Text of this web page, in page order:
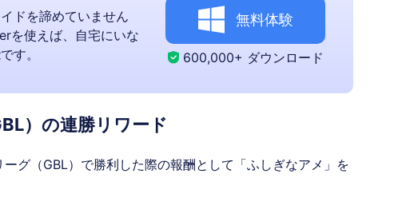
ドを諦めていません
を使えば、自宅にいな
す。
無料体験
600,000+ ダウンロード
）の連勝リワード
グ（GBL）で勝利した際の報酬として「ふしぎなアメ」を